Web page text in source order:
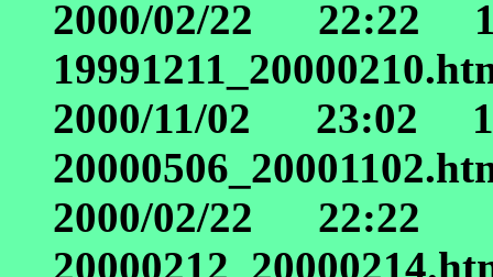
2000/02/22 22:22
2000/11/02 23:02
2000/02/22